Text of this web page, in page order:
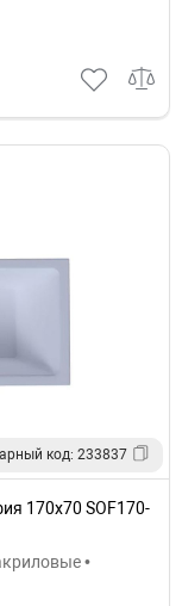
код: 233837
170x70 SOF170-
•